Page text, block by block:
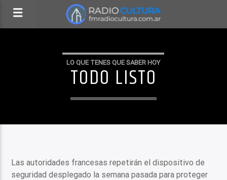
LO QUE TENES QUE SABER HOY
TODO LISTO
Las autoridades francesas repetirán el dispositivo de
seguridad desplegado la semana pasada para proteger